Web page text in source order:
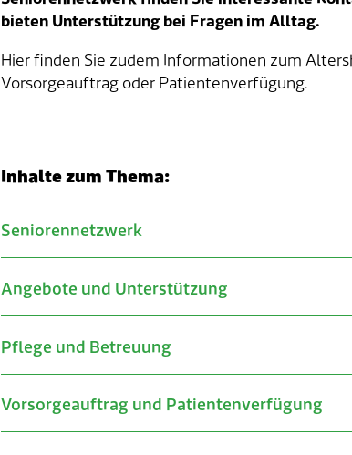
bieten Unterstützung bei Fragen im Alltag.
Hier finden Sie zudem Informationen zum
Vorsorgeauftrag oder Patientenverfügung.
Verwandte Inhalte
Inhalte zum Thema:
Seniorennetzwerk
Angebote und Unterstützung
Pflege und Betreuung
Vorsorgeauftrag und Patientenverfügung